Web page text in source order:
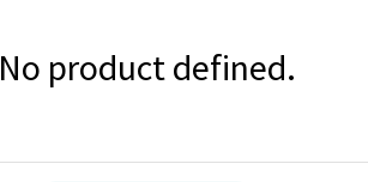
No product defined.